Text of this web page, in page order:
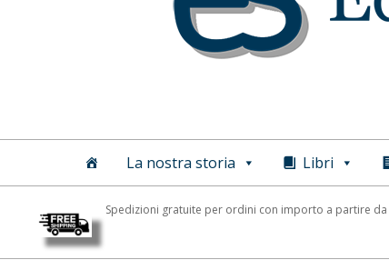
Editoriale
Scientifica
La nostra storia Libri
Spedizioni gratuite per ordini con importo a partire da